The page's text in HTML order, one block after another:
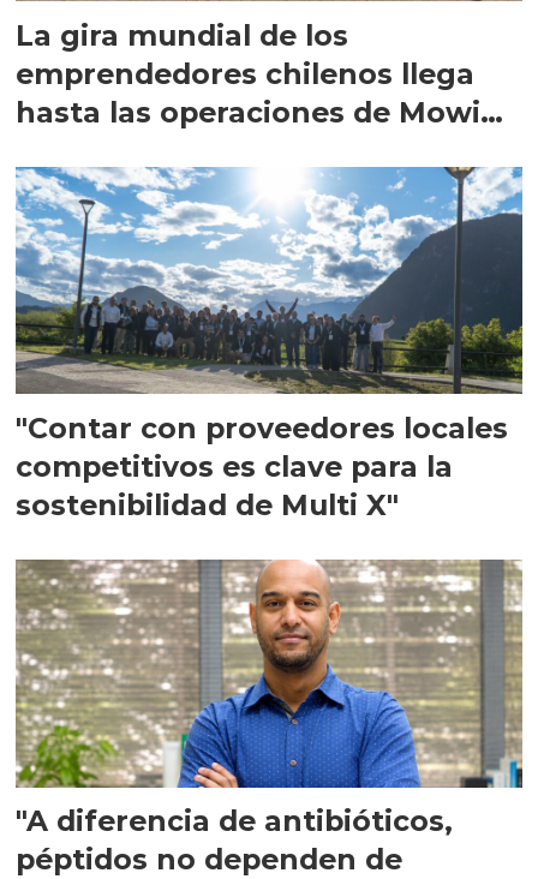
La gira mundial de los
emprendedores chilenos llega
hasta las operaciones de Mowi
"Contar con proveedores locales
competitivos es clave para la
sostenibilidad de Multi X"
"A diferencia de antibióticos,
péptidos no dependen de